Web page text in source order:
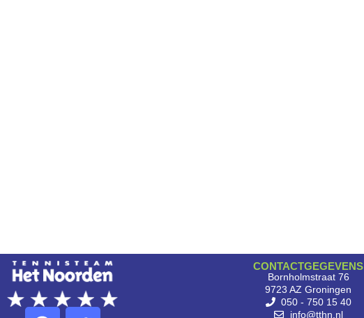
CONTACTGEGEVENS
Bornholmstraat 76
9723 AZ Groningen
050 - 750 15 40
info@tthn.nl